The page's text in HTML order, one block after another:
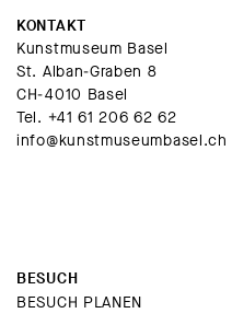
KONTAKT
Kunstmuseum Basel
St. Alban-Graben 8
CH-4010 Basel
Tel. +41 61 206 62 62
info@kunstmuseumbasel.ch
BESUCH
BESUCH PLANEN